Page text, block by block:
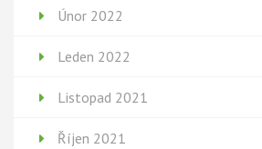
Únor 2022
Leden 2022
Listopad 2021
Říjen 2021